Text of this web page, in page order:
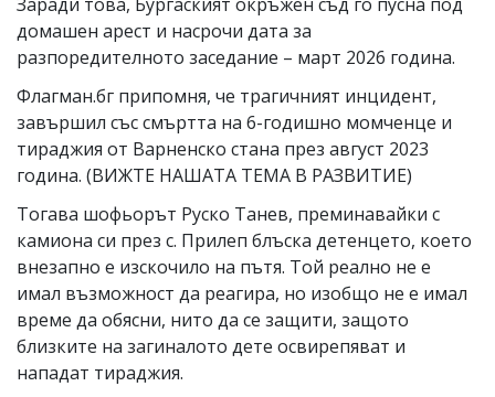
домашен арест и насрочи дата за
разпоредителното заседание – март 2026 година.
Флагман.бг припомня, че трагичният инцидент,
завършил със смъртта на 6-годишно момченце и
тираджия от Варненско стана през август 2023
година. (ВИЖТЕ НАШАТА ТЕМА В РАЗВИТИЕ)
Тогава шофьорът Руско Танев, преминавайки с
камиона си през с. Прилеп блъска детенцето, което
внезапно е изскочило на пътя. Той реално не е
имал възможност да реагира, но изобщо не е имал
време да обясни, нито да се защити, защото
близките на загиналото дете освирепяват и
нападат тираджия.